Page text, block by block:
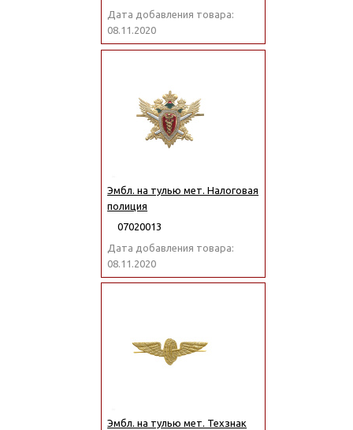
Дата добавления товара:
08.11.2020
Эмбл. на тулью мет. Налоговая
полиция
07020013
Дата добавления товара:
08.11.2020
Эмбл. на тулью мет. Техзнак